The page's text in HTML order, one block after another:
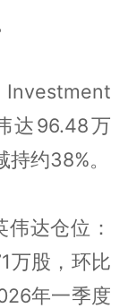
达96.48万
约38%。
达仓位：
万股，环比
年一季度